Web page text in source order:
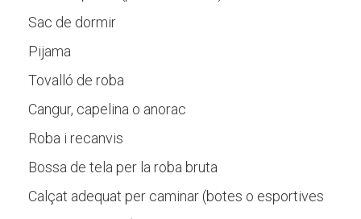
Sac de dormir
Pijama
Tovalló de roba
Cangur, capelina o anorac
Roba i recanvis
Bossa de tela per la roba bruta
Calçat adequat per caminar (botes o esportives